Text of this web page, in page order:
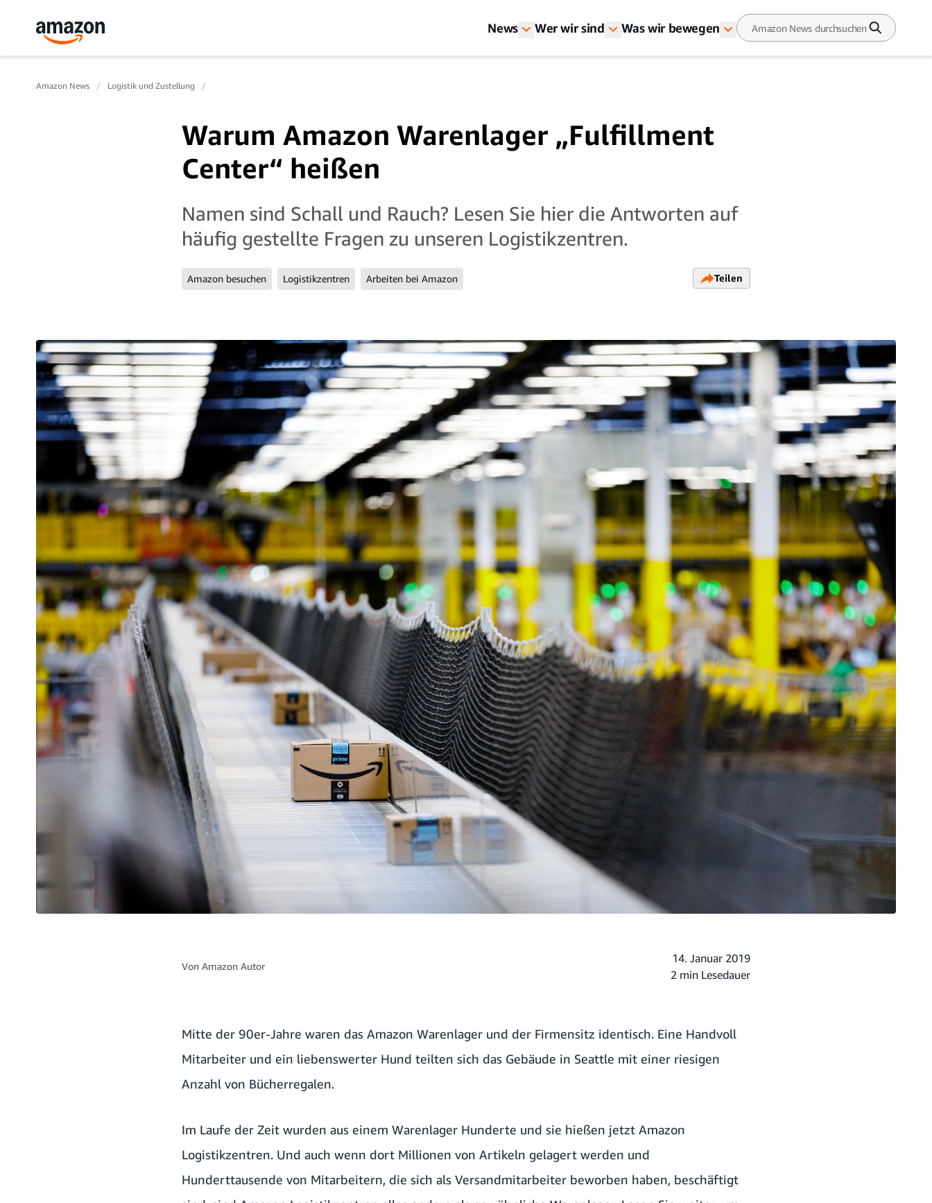
News Wer wir sind Was wir bewegen
Amazon News Logistik und Zustellung
Warum Amazon Warenlager „Fulfillment
Center“ heißen
Namen sind Schall und Rauch? Lesen Sie hier die Antworten auf
häufig gestellte Fragen zu unseren Logistikzentren.
Amazon besuchen Logistikzentren Arbeiten bei Amazon Teilen
Von Amazon Autor
14. Januar 2019
2 min Lesedauer
Mitte der 90er-Jahre waren das Amazon Warenlager und der Firmensitz identisch. Eine Handvoll
Mitarbeiter und ein liebenswerter Hund teilten sich das Gebäude in Seattle mit einer riesigen
Anzahl von Bücherregalen.
Im Laufe der Zeit wurden aus einem Warenlager Hunderte und sie hießen jetzt Amazon
Logistikzentren. Und auch wenn dort Millionen von Artikeln gelagert werden und
Hunderttausende von Mitarbeitern, die sich als Versandmitarbeiter beworben haben, beschäftigt